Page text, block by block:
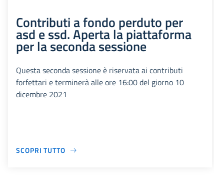
Contributi a fondo perduto per
asd e ssd. Aperta la piattaforma
per la seconda sessione
Questa seconda sessione è riservata ai contributi
forfettari e terminerà alle ore 16:00 del giorno 10
dicembre 2021
SCOPRI TUTTO